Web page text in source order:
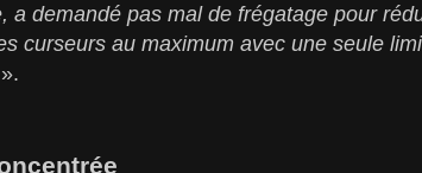
a demandé pas mal de frégatage pour
curseurs au maximum avec une seule
».